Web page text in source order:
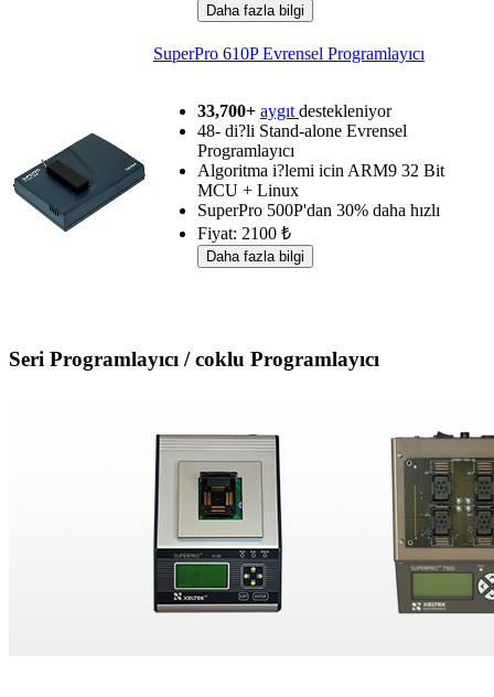
SuperPro 610P Evrensel Programlayıcı
33,700+ aygıt destekleniyor
48- di?li Stand-alone Evrensel
Programlayıcı
Algoritma i?lemi icin ARM9 32 Bit
MCU + Linux
SuperPro 500P'dan 30% daha hızlı
Fiyat: 2100 ₺
Seri Programlayıcı / coklu Programlayıcı